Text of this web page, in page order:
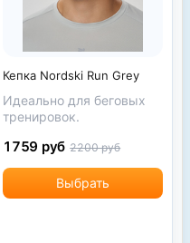
Кепка Nordski Run Grey
Идеально для беговых
тренировок.
Выбрать
1759 руб 2200 руб